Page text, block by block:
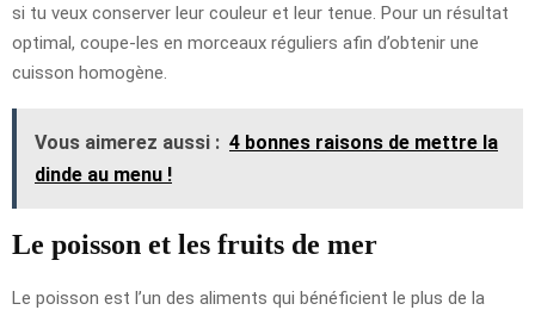
si tu veux conserver leur couleur et leur tenue. Pour un résultat
optimal, coupe-les en morceaux réguliers afin d’obtenir une
cuisson homogène.
Vous aimerez aussi : 4 bonnes raisons de mettre la
dinde au menu !
Le poisson et les fruits de mer
Le poisson est l’un des aliments qui bénéficient le plus de la